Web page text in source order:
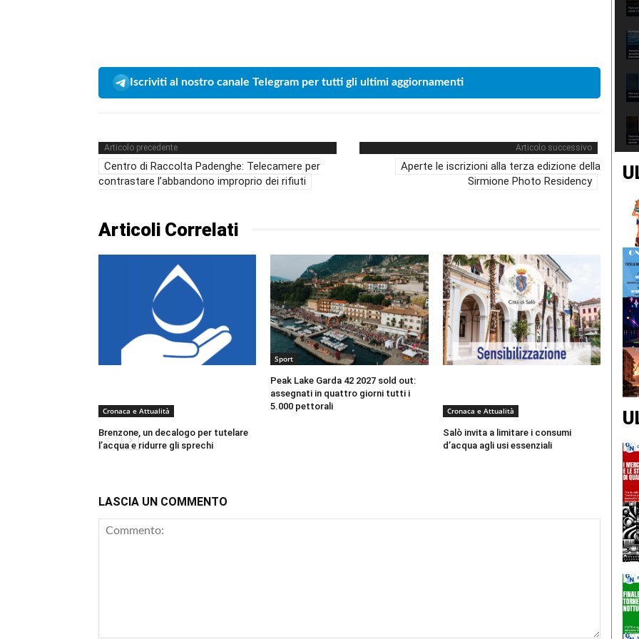
Iscriviti al nostro canale Telegram per tutti gli ultimi aggiornamenti
Articolo precedente
Centro di Raccolta Padenghe: Telecamere per
contrastare l’abbandono improprio dei rifiuti
Articolo successivo
Aperte le iscrizioni alla terza edizione della
Sirmione Photo Residency
Articoli Correlati
Cronaca e Attualità
Brenzone, un decalogo per tutelare
l’acqua e ridurre gli sprechi
Sport
Peak Lake Garda 42 2027 sold out:
assegnati in quattro giorni tutti i
5.000 pettorali
Cronaca e Attualità
Salò invita a limitare i consumi
d’acqua agli usi essenziali
LASCIA UN COMMENTO